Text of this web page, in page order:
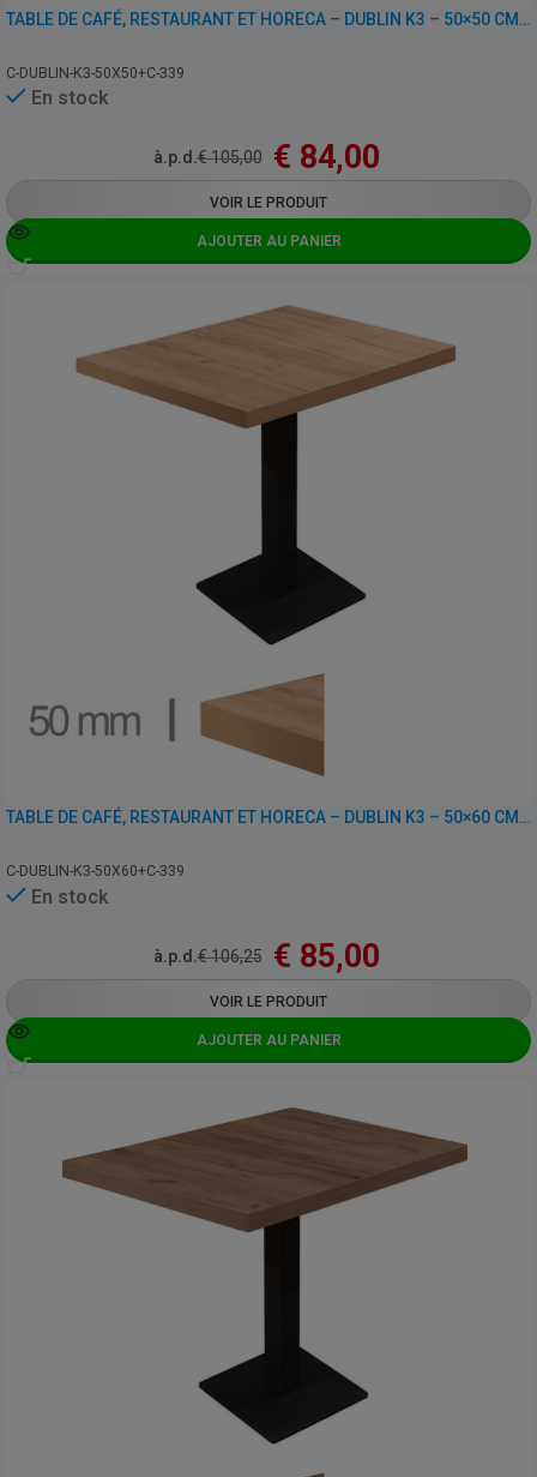
TABLE DE CAFÉ, RESTAURANT ET HORECA – DUBLIN K3 – 50×50 CM AVEC PIED
C-DUBLIN-K3-50X50+C-339
En stock
à.p.d.€105,00 € 84,00
VOIR LE PRODUIT
AJOUTER AU PANIER
TABLE DE CAFÉ, RESTAURANT ET HORECA – DUBLIN K3 – 50×60 CM AVEC PIED
C-DUBLIN-K3-50X60+C-339
En stock
à.p.d.€106,25 € 85,00
VOIR LE PRODUIT
AJOUTER AU PANIER